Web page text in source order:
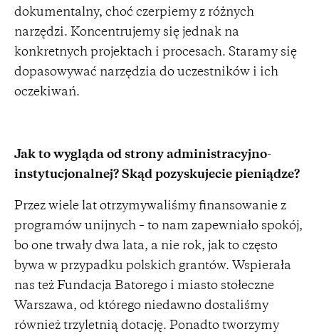
dokumentalny, choć czerpiemy z różnych
narzędzi. Koncentrujemy się jednak na
konkretnych projektach i procesach. Staramy się
dopasowywać narzędzia do uczestników i ich
oczekiwań.
Jak to wygląda od strony administracyjno-
instytucjonalnej? Skąd pozyskujecie pieniądze?
Przez wiele lat otrzymywaliśmy finansowanie z
programów unijnych – to nam zapewniało spokój,
bo one trwały dwa lata, a nie rok, jak to często
bywa w przypadku polskich grantów. Wspierała
nas też Fundacja Batorego i miasto stołeczne
Warszawa, od którego niedawno dostaliśmy
również trzyletnią dotację. Ponadto tworzymy